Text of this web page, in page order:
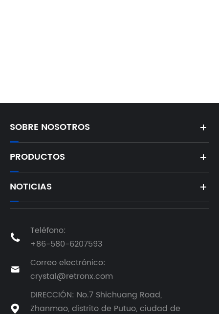
SOBRE NOSOTROS
PRODUCTOS
NOTICIAS

Teléfono:
+86-580-6207593

Correo electrónico:
crystal@retronx.com

DIRECCIÓN: No.7 Shichuang Road,
Zhanmao, distrito de Putuo, ciudad de